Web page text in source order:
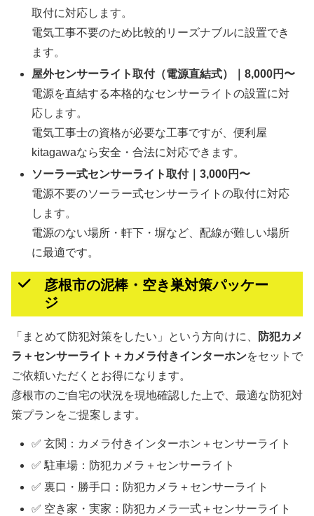
取付に対応します。
電気工事不要のため比較的リーズナブルに設置でき
ます。
屋外センサーライト取付（電源直結式）｜8,000円〜
電源を直結する本格的なセンサーライトの設置に対
応します。
電気工事士の資格が必要な工事ですが、便利屋
kitagawaなら安全・合法に対応できます。
ソーラー式センサーライト取付｜3,000円〜
電源不要のソーラー式センサーライトの取付に対応
します。
電源のない場所・軒下・塀など、配線が難しい場所
に最適です。
彦根市の泥棒・空き巣対策パッケー
ジ
「まとめて防犯対策をしたい」という方向けに、
防犯カメ
ラ＋センサーライト＋カメラ付きインターホンをセットで
ご依頼いただくとお得になります。
彦根市のご自宅の状況を現地確認した上で、最適な防犯対
策プランをご提案します。
✅ 玄関：カメラ付きインターホン＋センサーライト
✅ 駐車場：防犯カメラ＋センサーライト
✅ 裏口・勝手口：防犯カメラ＋センサーライト
✅ 空き家・実家：防犯カメラ一式＋センサーライト